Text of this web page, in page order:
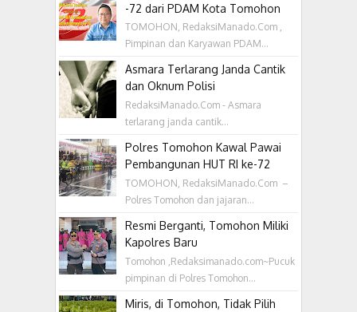
-72 dari PDAM Kota Tomohon
TOMOHON, RedaksiManado.Com ,
Pimpinan dan Karyawan PDAM...
Asmara Terlarang Janda Cantik
dan Oknum Polisi
RedaksiManado.Com - Asmara
terlarang janda cantik...
Polres Tomohon Kawal Pawai
Pembangunan HUT RI ke-72
TOMOHON, RedaksiManado.Com –
Polres Tomohon dan jajaran...
Resmi Berganti, Tomohon Miliki
Kapolres Baru
Tomohon ,Redaksimanado.com~Pucuk
pimpinan di Polres Tomohon...
Miris, di Tomohon, Tidak Pilih